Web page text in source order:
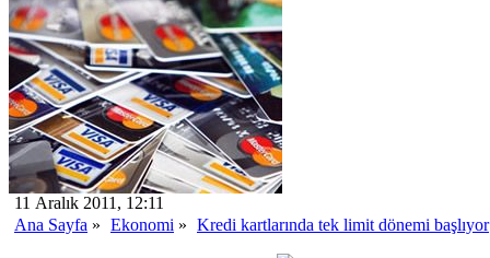
11 Aralık 2011, 12:11
Ana Sayfa » Ekonomi » Kredi kartlarında tek limit dönemi başlıyor